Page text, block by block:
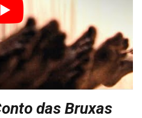
das Bruxas